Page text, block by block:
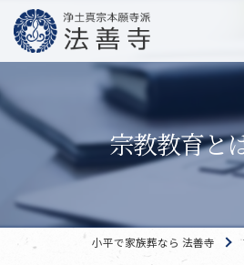
宗教教育と
小平で家族葬なら 法善寺